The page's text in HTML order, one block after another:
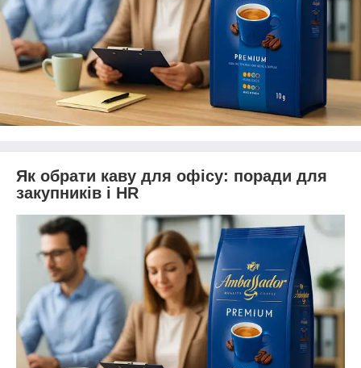
Як обрати каву для офісу: поради для
закупників і HR